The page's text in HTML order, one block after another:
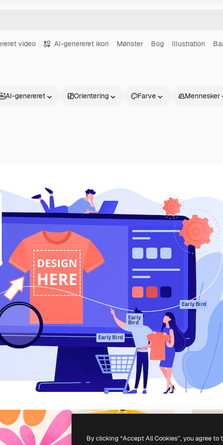
video AI-genereret ikon Mønster Bog Illustration
AI-genereret Orientering Farve Mennesker
til at skabe dit bedste
abonnenter – fra
til bureauer og
Produkter
Spaces
AI-assistent
AI-billedgenerator
AI-videogenerator
AI-
stemmegenerator
Stockindhold
Claude/ChatGPT
Early
Bird
Agenter Early Bird
API
Mobilapp
Alle Magnific
værktøjer
Kom godt i
gang
Academy
Dokumentation
Support
Vilkår for brug
Originaler Early Bird
Cookies politik
Tillidscenter
Partnere
Virksomhed
Freepik Company S.L.U. Alle rettigheder forbeholdes.
By clicking “Accept All Cookies”, you agree